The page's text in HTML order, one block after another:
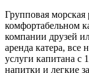
Групповая
комфортабельном
компании друзей
аренда катера, все
услуги капитана с
напитки и легкие